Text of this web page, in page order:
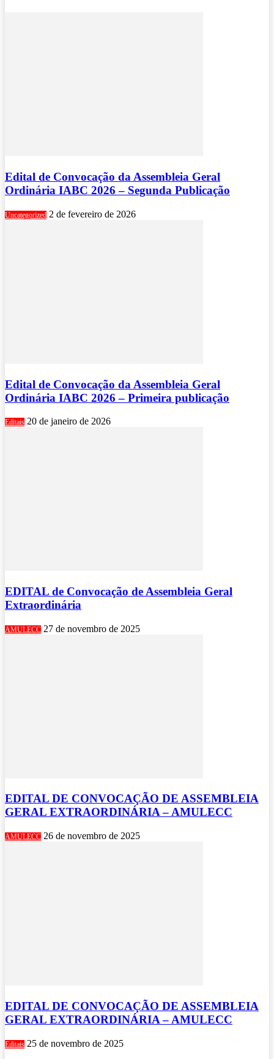
Edital de Convocação da Assembleia Geral
Ordinária IABC 2026 – Segunda Publicação
Uncategorized 2 de fevereiro de 2026
Edital de Convocação da Assembleia Geral
Ordinária IABC 2026 – Primeira publicação
Editais 20 de janeiro de 2026
EDITAL de Convocação de Assembleia Geral
Extraordinária
AMULECC 27 de novembro de 2025
EDITAL DE CONVOCAÇÃO DE ASSEMBLEIA
GERAL EXTRAORDINÁRIA – AMULECC
AMULECC 26 de novembro de 2025
EDITAL DE CONVOCAÇÃO DE ASSEMBLEIA
GERAL EXTRAORDINÁRIA – AMULECC
Editais 25 de novembro de 2025